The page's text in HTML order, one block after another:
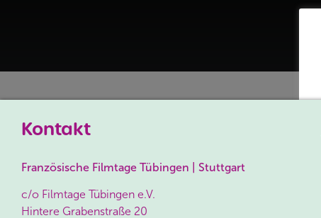
Kontakt
Französische Filmtage Tübingen | Stuttgart
c/o Filmtage Tübingen e.V.
Hintere Grabenstraße 20